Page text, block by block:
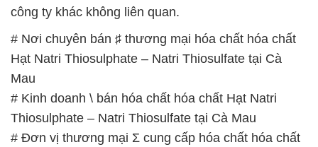
công ty khác không liên quan.
# Nơi chuyên bán ♯ thương mại hóa chất hóa chất
Hạt Natri Thiosulphate – Natri Thiosulfate tại Cà
Mau
# Kinh doanh \ bán hóa chất hóa chất Hạt Natri
Thiosulphate – Natri Thiosulfate tại Cà Mau
# Đơn vị thương mại Σ cung cấp hóa chất hóa chất